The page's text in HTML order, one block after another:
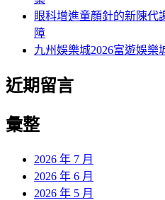
眼科增進童顏針的新陳代
障
九州娛樂城2026富遊娛樂
近期留言
彙整
2026 年 7 月
2026 年 6 月
2026 年 5 月